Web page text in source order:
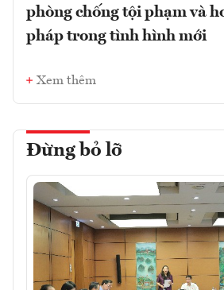
phòng chống tội phạm và
pháp trong tình hình mới
Xem thêm
Đừng bỏ lỡ